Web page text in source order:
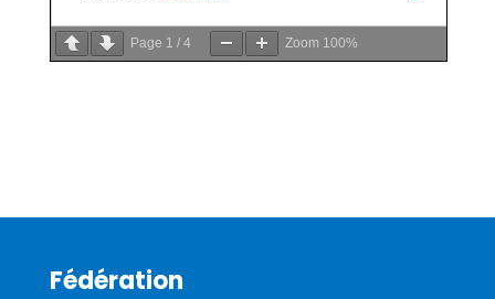
Page 1 / 4 Zoom 100%
Fédération